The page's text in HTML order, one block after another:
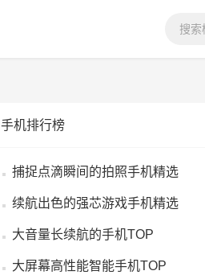
手机排行榜
捕捉点滴瞬间的拍照手机精选
续航出色的强芯游戏手机精选
大音量长续航的手机TOP
大屏幕高性能智能手机TOP